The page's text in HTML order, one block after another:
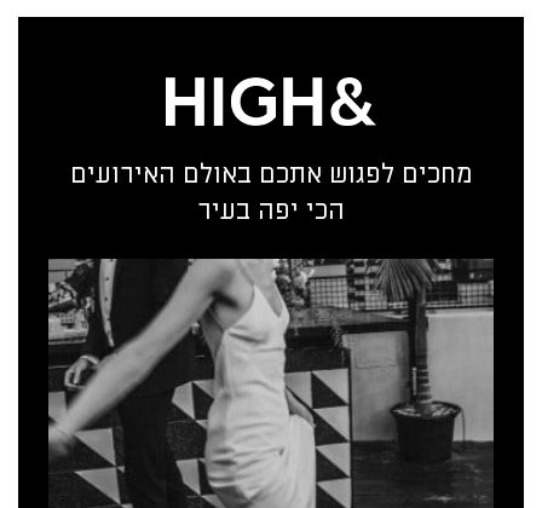
מחכים לפגוש אתכם באולם האירועים
הכי יפה בעיר